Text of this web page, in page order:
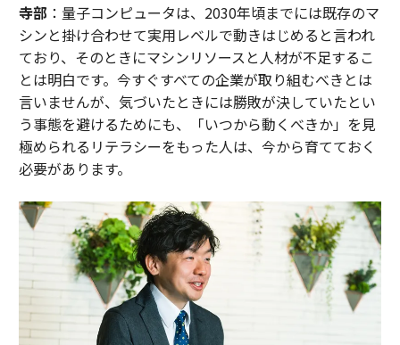
寺部 ：量子コンピュータは、2030年頃までには既存のマ
シンと掛け合わせて実用レベルで動きはじめると言われ
ており、そのときにマシンリソースと人材が不足するこ
とは明白です。今すぐすべての企業が取り組むべきとは
言いませんが、気づいたときには勝敗が決していたとい
う事態を避けるためにも、「いつから動くべきか」を見
極められるリテラシーをもった人は、今から育てておく
必要があります。